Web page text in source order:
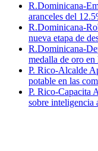
R.Dominicana-
aranceles del
R.Dominicana-
nueva etapa de
R.Dominicana-
medalla de oro
P. Rico-Alcalde
potable en las
P. Rico-Capacita
sobre